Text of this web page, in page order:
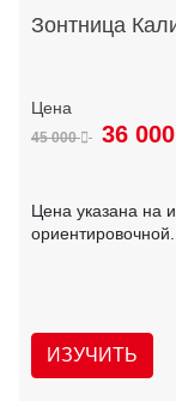
Зонтница
45 000 36 000
Цена указана на
ориентировочной.
ИЗУЧИТЬ